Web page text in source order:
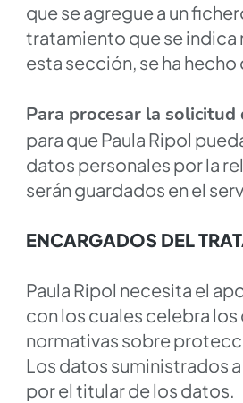
que se agregue a un
tratamiento que se indica
esta sección, se ha
Para procesar la solicitud
para que Paula Ripol
datos personales por la
serán guardados en el
ENCARGADOS DEL
Paula Ripol necesita el
con los cuales celebra
normativas sobre
Los datos suministrados
por el titular de los datos.